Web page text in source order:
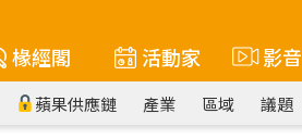
椽經閣 活動家 影音
蘋果供應鏈 產業 區域 議題